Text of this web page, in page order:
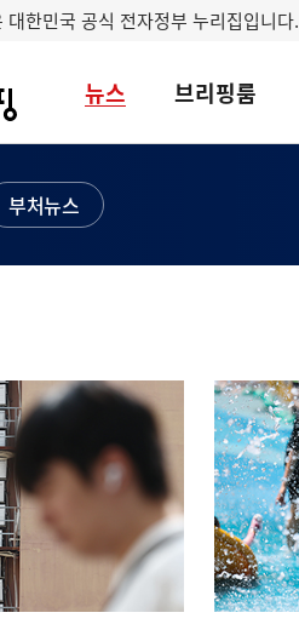
대한민국 공식 전자정부 누리집입니다.
뉴스 브리핑룸
부처뉴스